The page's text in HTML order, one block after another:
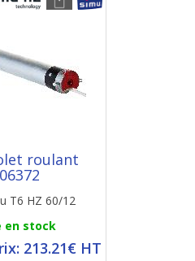
roulant
T6 HZ 60/12
en stock
213.21€ HT